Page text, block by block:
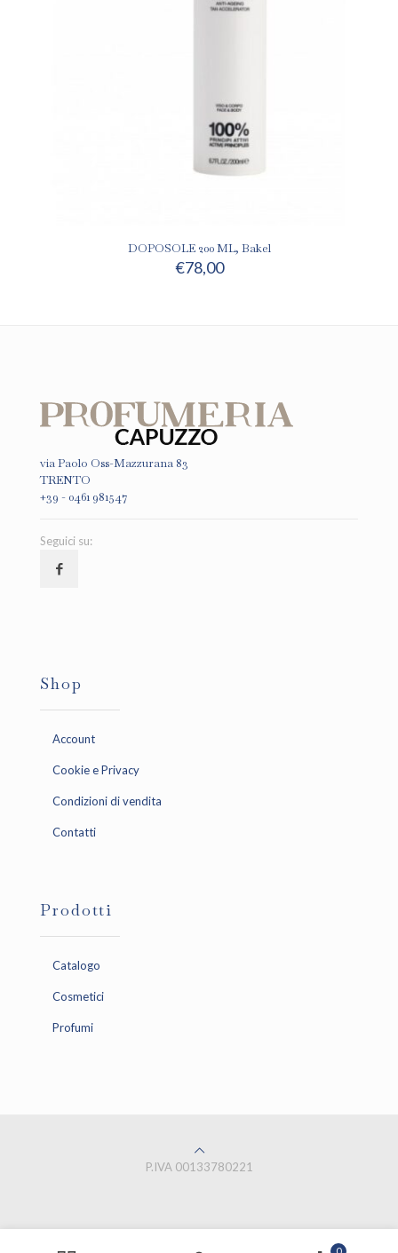
DOPOSOLE 200 ML, Bakel
€78,00
via Paolo Oss-Mazzurana 83
TRENTO
+39 - 0461 981547
Seguici su:
Shop
Account
Cookie e Privacy
Condizioni di vendita
Contatti
Prodotti
Catalogo
Cosmetici
Profumi
P.IVA 00133780221